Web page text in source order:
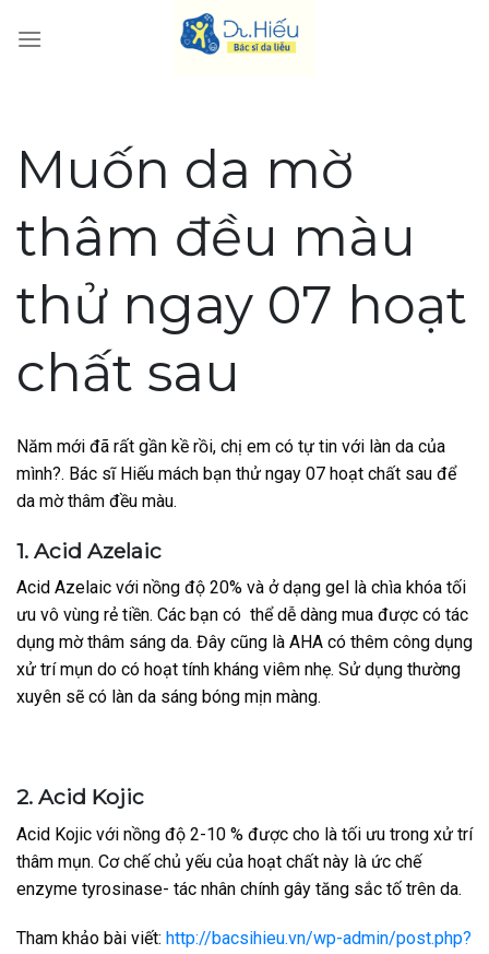
Muốn da mờ
thâm đều màu
thử ngay 07 hoạt
chất sau
Năm mới đã rất gần kề rồi, chị em có tự tin với làn da của
mình?. Bác sĩ Hiếu mách bạn thử ngay 07 hoạt chất sau để
da mờ thâm đều màu.
1. Acid Azelaic
Acid Azelaic với nồng độ 20% và ở dạng gel là chìa khóa tối
ưu vô vùng rẻ tiền. Các bạn có thể dễ dàng mua được có tác
dụng mờ thâm sáng da. Đây cũng là AHA có thêm công dụng
xử trí mụn do có hoạt tính kháng viêm nhẹ. Sử dụng thường
xuyên sẽ có làn da sáng bóng mịn màng.
2. Acid Kojic
Acid Kojic với nồng độ 2-10 % được cho là tối ưu trong xử trí
thâm mụn. Cơ chế chủ yếu của hoạt chất này là ức chế
enzyme tyrosinase- tác nhân chính gây tăng sắc tố trên da.
Tham khảo bài viết: http://bacsihieu.vn/wp-admin/post.php?